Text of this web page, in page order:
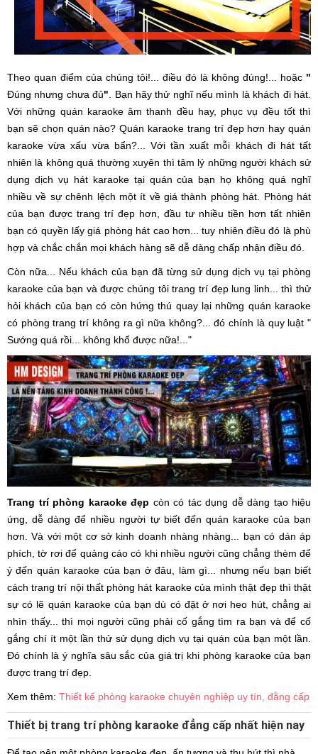
Theo quan điểm của chúng tôi!... điều đó là không đúng!... hoặc "
Đúng nhưng chưa đủ" . Bạn hãy thử nghĩ nếu mình là khách đi hát.
Với những quán karaoke âm thanh đều hay, phục vụ đều tốt thì
bạn sẽ chọn quán nào? Quán karaoke trang trí đẹp hơn hay quán
karaoke vừa xấu vừa bẩn?... Với tần xuất mỗi khách đi hát tất
nhiên là không quá thường xuyên thì tâm lý những người khách sử
dụng dịch vụ hát karaoke tại quán của bạn họ không quá nghĩ
nhiều về sự chênh lệch một ít về giá thành phòng hát. Phòng hát
của bạn được trang trí đẹp hơn, đầu tư nhiều tiền hơn tất nhiên
bạn có quyền lấy giá phòng hát cao hơn... tuy nhiên điều đó là phù
hợp và chắc chắn mọi khách hàng sẽ dễ dàng chấp nhận điều đó.
Còn nữa... Nếu khách của bạn đã từng sử dụng dịch vụ tại phòng
karaoke của bạn và được chúng tôi trang trí đẹp lung linh... thì thử
hỏi khách của bạn có còn hứng thú quay lại những quán karaoke
có phòng trang trí không ra gì nữa không?... đó chính là quy luật "
Sướng quá rồi... không khổ được nữa!..."
Trang trí phòng karaoke đẹp còn có tác dụng dễ dàng tạo hiệu
ứng, dễ dàng để nhiều người tự biết đến quán karaoke của bạn
hơn. Và với một cơ sở kinh doanh nhàng nhàng... bạn có dán áp
phích, tờ rơi để quảng cáo có khi nhiều người cũng chẳng thèm để
ý đến quán karaoke của bạn ở đâu, làm gì... nhưng nếu bạn biết
cách trang trí nội thất phòng hát karaoke của mình thật đẹp thì thật
sự có lẽ quán karaoke của bạn dù có đặt ở nơi heo hút, chẳng ai
nhìn thấy... thì mọi người cũng phải cố gắng tìm ra bạn và để cố
gắng chí ít một lần thử sử dụng dịch vụ tại quán của bạn một lần.
Đó chính là ý nghĩa sâu sắc của giá trị khi phòng karaoke của bạn
được trang trí đẹp.
Xem thêm: Thiết kế phòng karaoke chuyên nghiệp uy tín, đằng cấp
Thiết bị trang trí phòng karaoke đẳng cấp nhất hiện nay